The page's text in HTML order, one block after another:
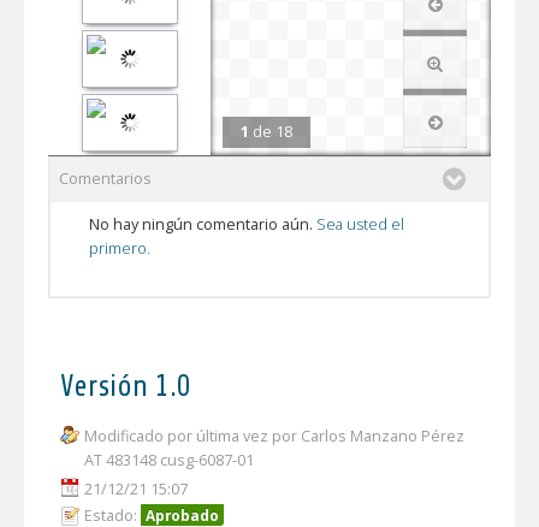
1 de 18
Comentarios
No hay ningún comentario aún. Sea usted el
primero.
Versión 1.0
Modificado por última vez por Carlos Manzano Pérez
AT 483148 cusg-6087-01
21/12/21 15:07
Estado: Aprobado